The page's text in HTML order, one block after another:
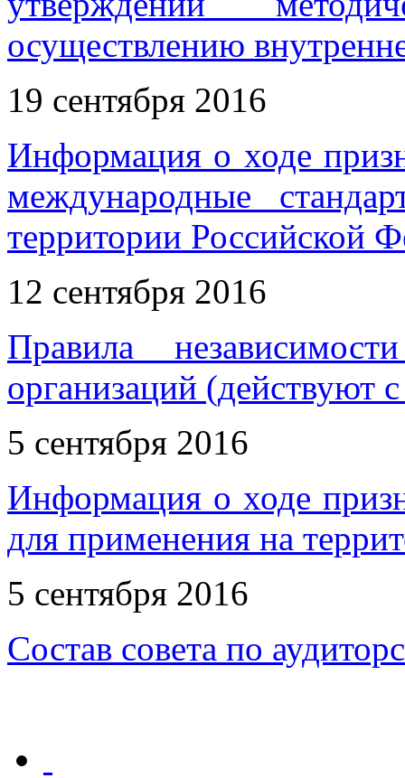
осуществлению
19 сентября 2016
Информация о ходе
международные
территории Российской
12 сентября 2016
Правила
организаций (действуют
5 сентября 2016
Информация о ходе
для применения на
5 сентября 2016
Состав совета по